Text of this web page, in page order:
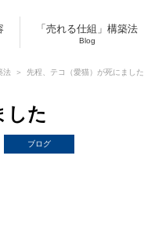
「売れる仕組」構築法
Blog
法 先程、テコ（愛猫）が死にました
した
ブログ